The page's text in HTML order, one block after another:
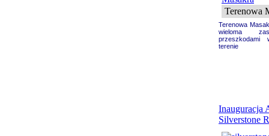
Terenowa
Terenowa
wieloma
przeszkodami
terenie
Inauguracja
Silverstone